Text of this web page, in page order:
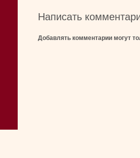
Написать
Добавлять комментарии могут